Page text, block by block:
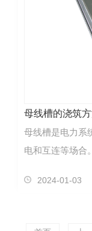
母线槽的浇筑
母线槽是电力系
电和互连等场合
项。母线槽的浇
2024-01-03